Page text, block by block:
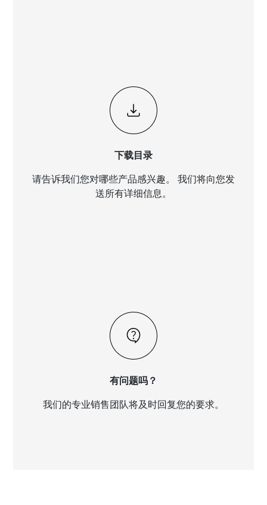
下载目录
请告诉我们您对哪些产品感兴趣。 我们将向您发
送所有详细信息。
有问题吗？
我们的专业销售团队将及时回复您的要求。